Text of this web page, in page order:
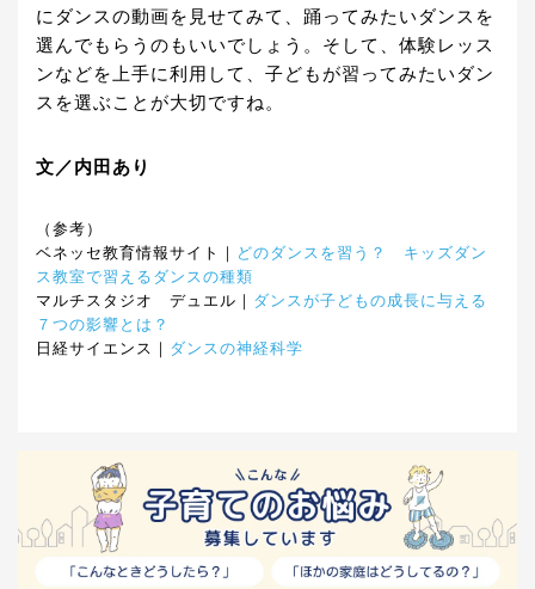
にダンスの動画を見せてみて、踊ってみたいダンスを
選んでもらうのもいいでしょう。そして、体験レッス
ンなどを上手に利用して、子どもが習ってみたいダン
スを選ぶことが大切ですね。
文／内田あり
（参考）
ベネッセ教育情報サイト｜
どのダンスを習う？ キッズダン
ス教室で習えるダンスの種類
マルチスタジオ デュエル｜ ダンスが子どもの成長に与える
７つの影響とは？
日経サイエンス｜ ダンスの神経科学